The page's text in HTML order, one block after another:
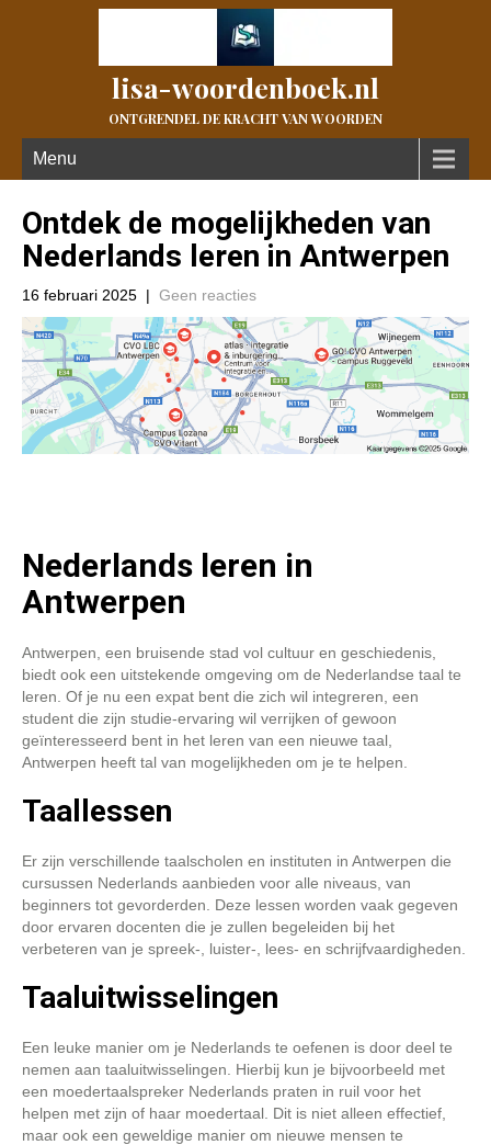
lisa-woordenboek.nl
ONTGRENDEL DE KRACHT VAN WOORDEN
Menu
Ontdek de mogelijkheden van
Nederlands leren in Antwerpen
16 februari 2025 | Geen reacties
Nederlands leren in
Antwerpen
Antwerpen, een bruisende stad vol cultuur en geschiedenis,
biedt ook een uitstekende omgeving om de Nederlandse taal te
leren. Of je nu een expat bent die zich wil integreren, een
student die zijn studie-ervaring wil verrijken of gewoon
geïnteresseerd bent in het leren van een nieuwe taal,
Antwerpen heeft tal van mogelijkheden om je te helpen.
Taallessen
Er zijn verschillende taalscholen en instituten in Antwerpen die
cursussen Nederlands aanbieden voor alle niveaus, van
beginners tot gevorderden. Deze lessen worden vaak gegeven
door ervaren docenten die je zullen begeleiden bij het
verbeteren van je spreek-, luister-, lees- en schrijfvaardigheden.
Taaluitwisselingen
Een leuke manier om je Nederlands te oefenen is door deel te
nemen aan taaluitwisselingen. Hierbij kun je bijvoorbeeld met
een moedertaalspreker Nederlands praten in ruil voor het
helpen met zijn of haar moedertaal. Dit is niet alleen effectief,
maar ook een geweldige manier om nieuwe mensen te